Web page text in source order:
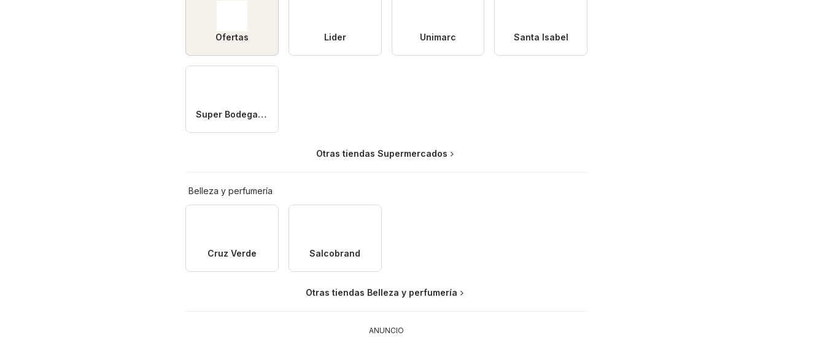
Ofertas Lider Unimarc Santa Isabel
Super Bodega aCuenta
Otras tiendas Supermercados
Belleza y perfumería
Cruz Verde Salcobrand
Otras tiendas Belleza y perfumería
ANUNCIO